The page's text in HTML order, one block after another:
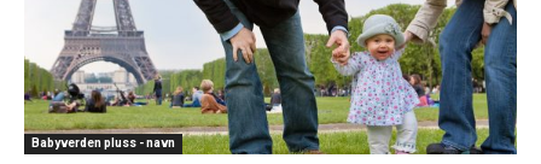
Babyverden pluss - navn